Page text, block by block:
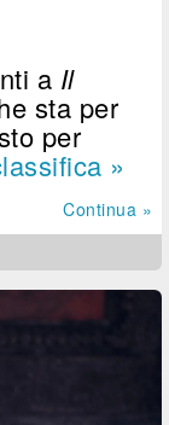
a Il
sta per
per
»
Continua »